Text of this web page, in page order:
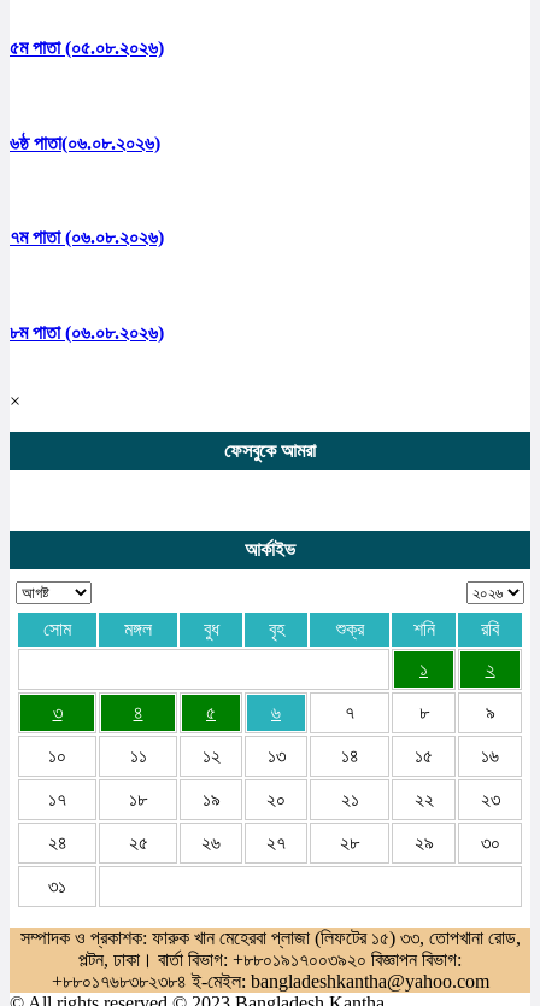
৫ম পাতা (০৫.০৮.২০২৬)
৬ষ্ঠ পাতা(০৬.০৮.২০২৬)
৭ম পাতা (০৬.০৮.২০২৬)
৮ম পাতা (০৬.০৮.২০২৬)
×
ফেসবুকে আমরা
আর্কাইভ
সোম মঙ্গল বুধ বৃহ শুক্র শনি
রবি
১
২
৩ ৪ ৫ ৬ ৭ ৮ ৯
১০ ১১ ১২ ১৩ ১৪ ১৫ ১৬
১৭ ১৮ ১৯ ২০ ২১ ২২ ২৩
২৪ ২৫ ২৬ ২৭ ২৮ ২৯ ৩০
৩১
সম্পাদক ও প্রকাশক: ফারুক খান মেহেরবা প্লাজা (লিফটের ১৫) ৩৩, তোপখানা রোড,
পল্টন, ঢাকা। বার্তা বিভাগ: +৮৮০১৯১৭০০৩৯২০ বিজ্ঞাপন বিভাগ:
+৮৮০১৭৬৮৩৮২৩৮৪ ই-মেইল: bangladeshkantha@yahoo.com